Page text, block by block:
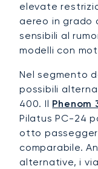
elevate
aereo in grado
sensibili al
modelli con
Nel segmento
possibili
400. Il Phenom
Pilatus PC-24
otto
comparabile.
alternative, i